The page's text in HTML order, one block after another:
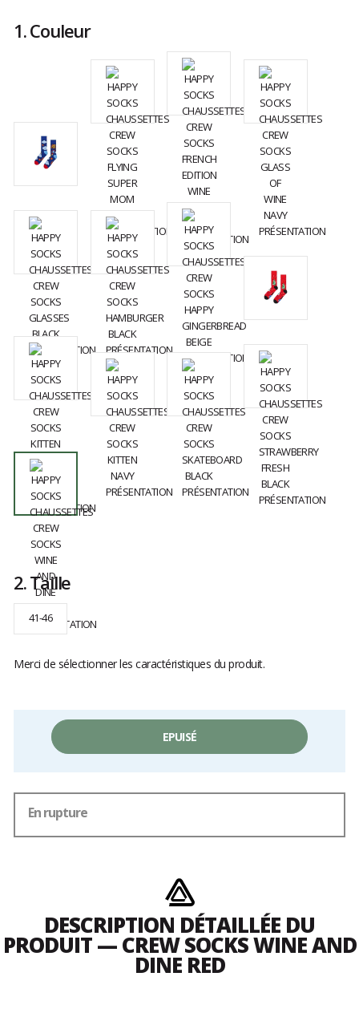
1.Couleur
2.Taille
41-46
Merci de sélectionner les caractéristiques du produit.
EPUISÉ
En rupture
DESCRIPTION DÉTAILLÉE DU
PRODUIT — CREW SOCKS WINE AND
DINE RED